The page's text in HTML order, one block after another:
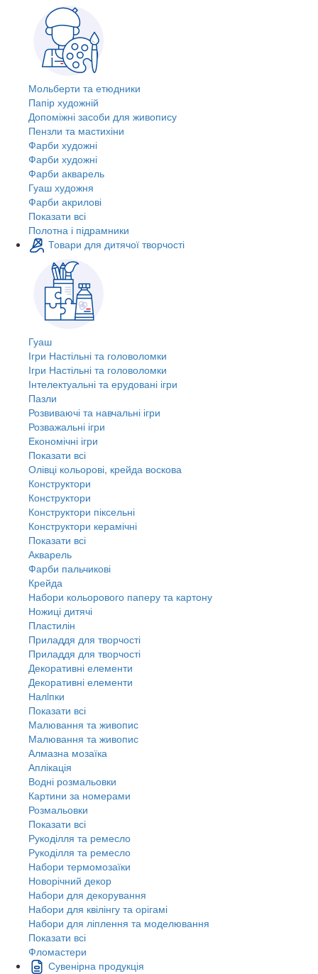
Мольберти та етюдники
Папір художній
Допоміжні засоби для живопису
Пензли та мастихіни
Фарби художні
Фарби художні
Фарби акварель
Гуаш художня
Фарби акрилові
Показати всі
Полотна і підрамники
Товари для дитячої творчості
Гуаш
Ігри Настільні та головоломки
Ігри Настільні та головоломки
Інтелектуальні та ерудовані ігри
Пазли
Розвиваючі та навчальні ігри
Розважальні ігри
Економічні ігри
Показати всі
Олівці кольорові, крейда воскова
Конструктори
Конструктори
Конструктори піксельні
Конструктори керамічні
Показати всі
Акварель
Фарби пальчикові
Крейда
Набори кольорового паперу та картону
Ножиці дитячі
Пластилін
Приладдя для творчості
Приладдя для творчості
Декоративні елементи
Декоративні елементи
Налiпки
Показати всі
Малювання та живопис
Малювання та живопис
Алмазна мозаїка
Аплікація
Водні розмальовки
Картини за номерами
Розмальовки
Показати всі
Рукоділля та ремесло
Рукоділля та ремесло
Набори термомозаїки
Новорічний декор
Набори для декорування
Набори для квілінгу та орігамі
Набори для ліплення та моделювання
Показати всі
Фломастери
Сувенірна продукція